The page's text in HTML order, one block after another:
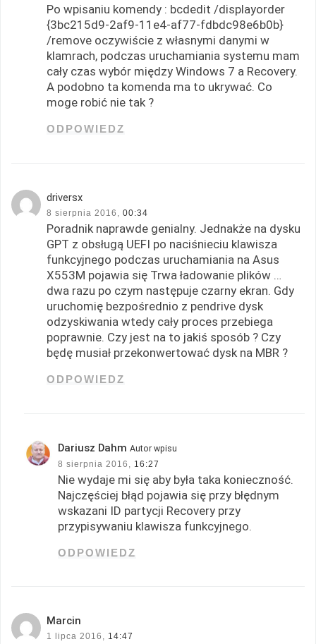
Po wpisaniu komendy : bcdedit /displayorder
{3bc215d9-2af9-11e4-af77-fdbdc98e6b0b}
/remove oczywiście z własnymi danymi w
klamrach, podczas uruchamiania systemu mam
cały czas wybór między Windows 7 a Recovery.
A podobno ta komenda ma to ukrywać. Co
moge robić nie tak ?
ODPOWIEDZ
driversx
8 sierpnia 2016, 00:34
Poradnik naprawde genialny. Jednakże na dysku
GPT z obsługą UEFI po naciśnieciu klawisza
funkcyjnego podczas uruchamiania na Asus
X553M pojawia się Trwa ładowanie plików …
dwa razu po czym następuje czarny ekran. Gdy
uruchomię bezpośrednio z pendrive dysk
odzyskiwania wtedy cały proces przebiega
poprawnie. Czy jest na to jakiś sposób ? Czy
będę musiał przekonwertować dysk na MBR ?
ODPOWIEDZ
Dariusz Dahm Autor wpisu
8 sierpnia 2016,
16:27
Nie wydaje mi się aby była taka konieczność.
Najczęściej błąd pojawia się przy błędnym
wskazani ID partycji Recovery przy
przypisywaniu klawisza funkcyjnego.
ODPOWIEDZ
Marcin
1 lipca 2016, 14:47